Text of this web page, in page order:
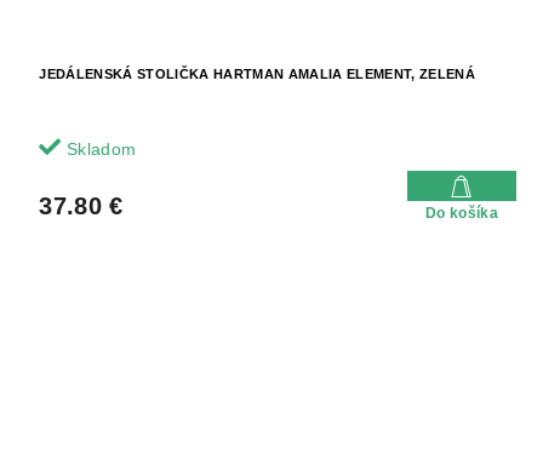
JEDÁLENSKÁ STOLIČKA HARTMAN AMALIA ELEMENT, ZELENÁ
Skladom
37.80 € Do košíka